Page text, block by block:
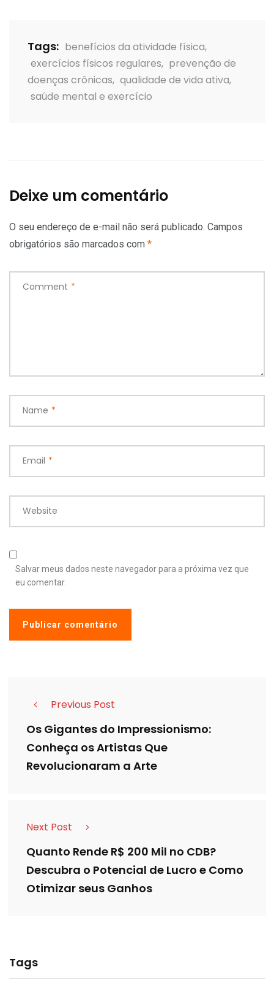
Tags: benefícios da atividade física,
exercícios físicos regulares, prevenção de
doenças crônicas, qualidade de vida ativa,
saúde mental e exercício
Deixe um comentário
O seu endereço de e-mail não será publicado. Campos
obrigatórios são marcados com *
Comment *
Name *
Email *
Website
Salvar meus dados neste navegador para a próxima vez que
eu comentar.
Previous Post
Os Gigantes do Impressionismo:
Conheça os Artistas Que
Revolucionaram a Arte
Next Post
Quanto Rende R$ 200 Mil no CDB?
Descubra o Potencial de Lucro e Como
Otimizar seus Ganhos
Tags